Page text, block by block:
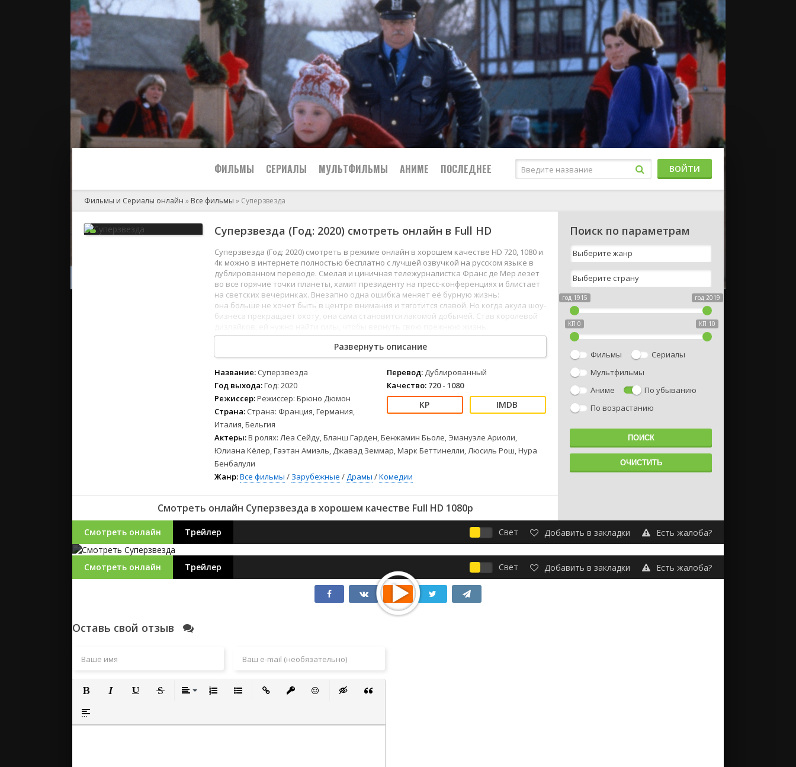
ФИЛЬМЫ
2024
2023
2022
2021
Зарубежные
Боевики
Военные
Детективы
Детские
Драмы
Комедии
Мелодрамы
Приключения
Семейные
Спорт
Триллеры
Ужасы
СЕРИАЛЫ МУЛЬТФИЛЬМЫ АНИМЕ ПОСЛЕДНЕЕ
2024
2023
2022
2021
Зарубежные
Фильмы из соцетей
ВОЙТИ
Фильмы и Сериалы онлайн » Все фильмы » Суперзвезда
Суперзвезда (Год: 2020) смотреть онлайн в Full HD
Суперзвезда (Год: 2020) смотреть в режиме онлайн в хорошем качестве HD 720, 1080 и
4к можно в интернете полностью бесплатно с лучшей озвучкой на русском языке в
дублированном переводе. Смелая и циничная тележурналистка Франс де Мер лезет
во все горячие точки планеты, хамит президенту на пресс-конференциях и блистает
на светских вечеринках. Внезапно одна ошибка меняет её бурную жизнь:
она больше не хочет быть в центре внимания и тяготится славой. Но когда акула шоу-
бизнеса прекращает охоту, она сама становится лакомой добычей. Став королевой
12345 678
Развернуть описание
Название: Суперзвезда
Год выхода:Год: 2020
Режиссер:Режиссер: Брюно Дюмон
Страна: Страна: Франция, Германия,
Италия, Бельгия
Перевод: Дублированный
Качество: 720 - 1080
Актеры:В ролях: Леа Сейду, Бланш Гарден, Бенжамин Бьоле, Эмануэле Ариоли,
Юлиана Кёлер, Гаэтан Амиэль, Джавад Земмар, Марк Беттинелли, Люсиль Рош, Нура
Бенбалули
Жанр:Все фильмы / Зарубежные /Драмы /Комедии
Смотреть онлайн Суперзвезда в хорошем качестве Full HD 1080p
Поиск по параметрам
год 1915 год 2019
КП 0 КП 10
Фильмы
Сериалы
Мультфильмы
Аниме
По убыванию
По возрастанию
Смотреть онлайн Трейлер Свет Добавить в закладки Есть жалоба?
Смотреть онлайн Трейлер Свет Добавить в закладки Есть жалоба?
Оставь свой отзыв
Полужирный
Вставка спойлера